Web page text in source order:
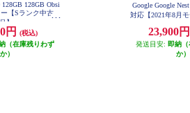
128GB Obsi
【Sランク中古
品】
円
(税込)
（在庫残りわず
か）
Google Google
対応【2021年8月
23,900円
発送目安: 即納
か）